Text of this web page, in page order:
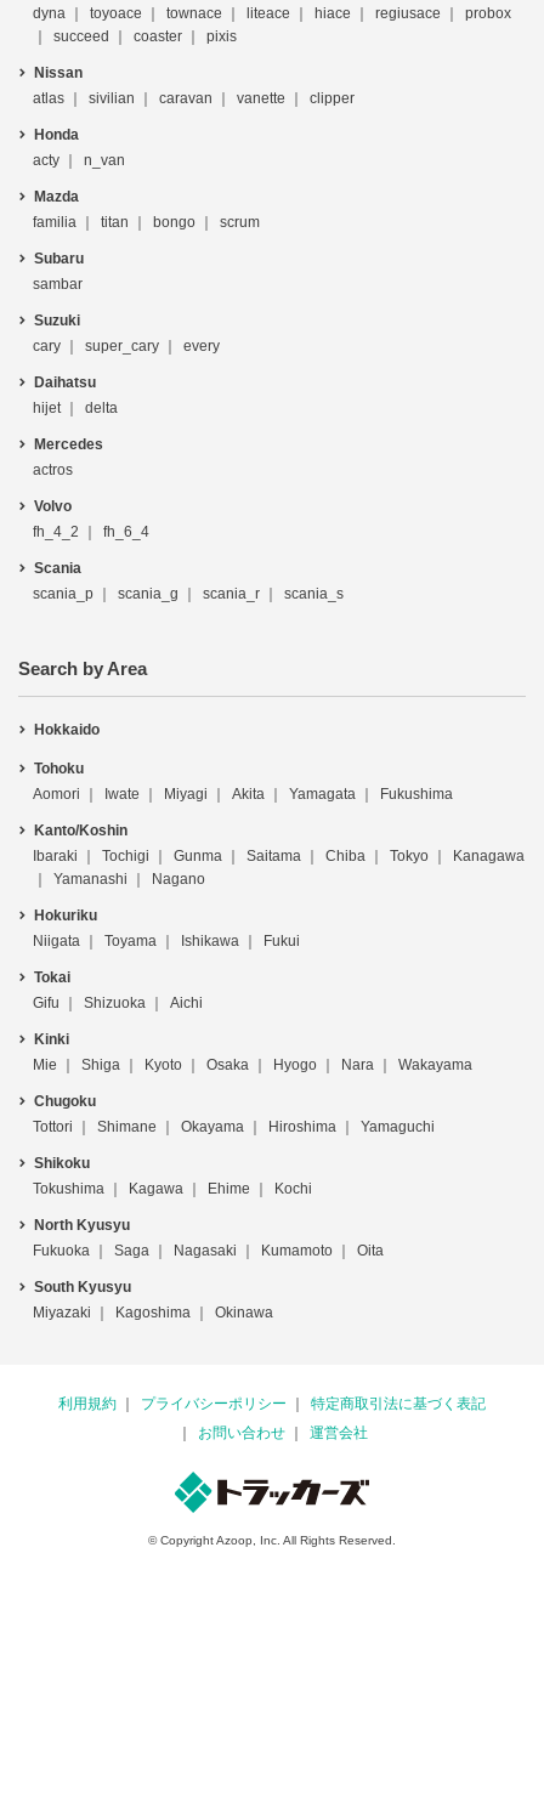
dyna
toyoace townace liteace hiace regiusace
probox
succeed
coaster pixis
Nissan
atlas
sivilian caravan vanette clipper
Honda
acty
n_van
Mazda
familia
titan bongo scrum
Subaru
sambar
Suzuki
cary
super_cary every
Daihatsu
hijet
delta
Mercedes
actros
Volvo
fh_4_2
fh_6_4
Scania
scania_p
scania_g scania_r scania_s
Search by Area
Hokkaido
Tohoku
Aomori
Iwate Miyagi Akita Yamagata Fukushima
Kanto/Koshin
Ibaraki
Tochigi Gunma Saitama Chiba Tokyo
Kanagawa
Yamanashi
Nagano
Hokuriku
Niigata
Toyama Ishikawa Fukui
Tokai
Gifu
Shizuoka Aichi
Kinki
Mie
Shiga Kyoto Osaka Hyogo Nara Wakayama
Chugoku
Tottori
Shimane Okayama Hiroshima Yamaguchi
Shikoku
Tokushima
Kagawa Ehime Kochi
North Kyusyu
Fukuoka
Saga Nagasaki Kumamoto Oita
South Kyusyu
Miyazaki
Kagoshima Okinawa
利用規約 プライバシーポリシー
特定商取引法に基づく表記
お問い合わせ
運営会社
© Copyright Azoop, Inc. All Rights Reserved.